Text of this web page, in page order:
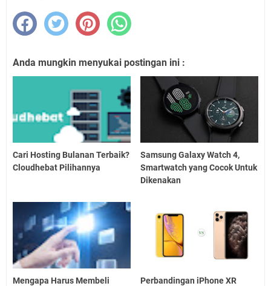
Anda mungkin menyukai postingan ini :
Cari Hosting Bulanan Terbaik?
Cloudhebat Pilihannya
Samsung Galaxy Watch 4,
Smartwatch yang Cocok Untuk
Dikenakan
Mengapa Harus Membeli
Perbandingan iPhone XR